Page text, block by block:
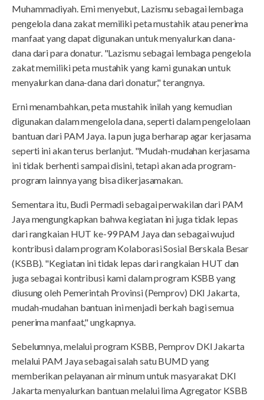
Muhammadiyah. Erni menyebut, Lazismu sebagai lembaga
pengelola dana zakat memiliki peta mustahik atau penerima
manfaat yang dapat digunakan untuk menyalurkan dana-
dana dari para donatur. "Lazismu sebagai lembaga pengelola
zakat memiliki peta mustahik yang kami gunakan untuk
menyalurkan dana-dana dari donatur," terangnya.
Erni menambahkan, peta mustahik inilah yang kemudian
digunakan dalam mengelola dana, seperti dalam pengelolaan
bantuan dari PAM Jaya. Ia pun juga berharap agar kerjasama
seperti ini akan terus berlanjut. "Mudah-mudahan kerjasama
ini tidak berhenti sampai disini, tetapi akan ada program-
program lainnya yang bisa dikerjasamakan.
Sementara itu, Budi Permadi sebagai perwakilan dari PAM
Jaya mengungkapkan bahwa kegiatan ini juga tidak lepas
dari rangkaian HUT ke-99 PAM Jaya dan sebagai wujud
kontribusi dalam program Kolaborasi Sosial Berskala Besar
(KSBB). "Kegiatan ini tidak lepas dari rangkaian HUT dan
juga sebagai kontribusi kami dalam program KSBB yang
diusung oleh Pemerintah Provinsi (Pemprov) DKI Jakarta,
mudah-mudahan bantuan ini menjadi berkah bagi semua
penerima manfaat," ungkapnya.
Sebelumnya, melalui program KSBB, Pemprov DKI Jakarta
melalui PAM Jaya sebagai salah satu BUMD yang
memberikan pelayanan air minum untuk masyarakat DKI
Jakarta menyalurkan bantuan melalui lima Agregator KSBB